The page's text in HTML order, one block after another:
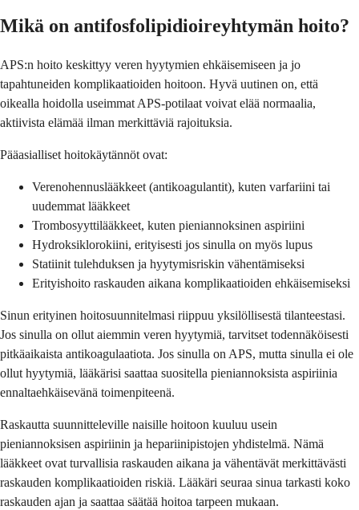
Mikä on antifosfolipidioireyhtymän hoito?
APS:n hoito keskittyy veren hyytymien ehkäisemiseen ja jo
tapahtuneiden komplikaatioiden hoitoon. Hyvä uutinen on, että
oikealla hoidolla useimmat APS-potilaat voivat elää normaalia,
aktiivista elämää ilman merkittäviä rajoituksia.
Pääasialliset hoitokäytännöt ovat:
Verenohennuslääkkeet (antikoagulantit), kuten varfariini tai
uudemmat lääkkeet
Trombosyyttilääkkeet, kuten pieniannoksinen aspiriini
Hydroksiklorokiini, erityisesti jos sinulla on myös lupus
Statiinit tulehduksen ja hyytymisriskin vähentämiseksi
Erityishoito raskauden aikana komplikaatioiden ehkäisemiseksi
Sinun erityinen hoitosuunnitelmasi riippuu yksilöllisestä tilanteestasi.
Jos sinulla on ollut aiemmin veren hyytymiä, tarvitset todennäköisesti
pitkäaikaista antikoagulaatiota. Jos sinulla on APS, mutta sinulla ei ole
ollut hyytymiä, lääkärisi saattaa suositella pieniannoksista aspiriinia
ennaltaehkäisevänä toimenpiteenä.
Raskautta suunnitteleville naisille hoitoon kuuluu usein
pieniannoksisen aspiriinin ja hepariinipistojen yhdistelmä. Nämä
lääkkeet ovat turvallisia raskauden aikana ja vähentävät merkittävästi
raskauden komplikaatioiden riskiä. Lääkäri seuraa sinua tarkasti koko
raskauden ajan ja saattaa säätää hoitoa tarpeen mukaan.